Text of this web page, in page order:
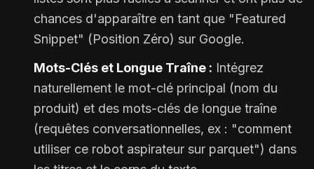
chances d'apparaître en tant que "Featured
Snippet" (Position Zéro) sur Google.
Mots-Clés et Longue Traîne : Intégrez
naturellement le mot-clé principal (nom du
produit) et des mots-clés de longue traîne
(requêtes conversationnelles, ex : "comment
utiliser ce robot aspirateur sur parquet") dans